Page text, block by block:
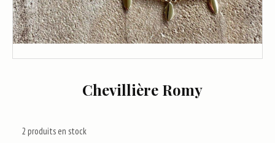
Chevillière Romy
2 produits en stock